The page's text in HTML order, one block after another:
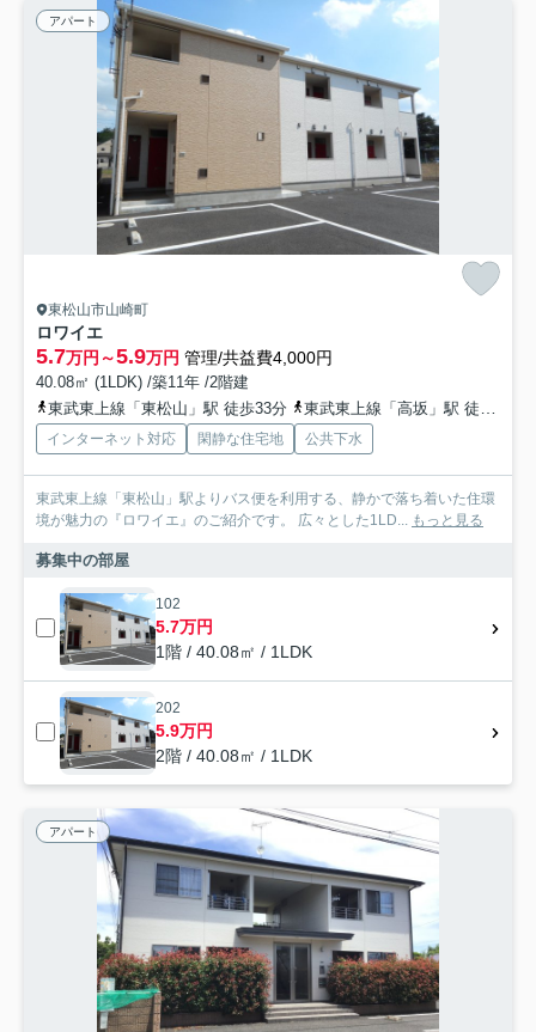
アパート
東松山市山崎町
ロワイエ
5.7万円～5.9万円 管理/共益費4,000円
40.08㎡ (1LDK) /築11年 /2階建
東武東上線「東松山」駅 徒歩33分
東武東上線「高坂」駅 徒歩61分
インターネット対応 閑静な住宅地 公共下水
東武東上線「東松山」駅よりバス便を利用する、静かで落ち着いた住環
境が魅力の『ロワイエ』のご紹介です。 広々とした1LD...
もっと見る
募集中の部屋
102
5.7万円
1階 / 40.08㎡ / 1LDK
202
5.9万円
2階 / 40.08㎡ / 1LDK
アパート